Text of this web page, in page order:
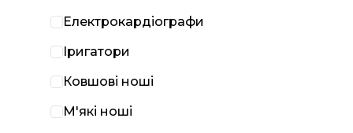
Електрокардіографи
Іригатори
Ковшові ноші
М'які ноші